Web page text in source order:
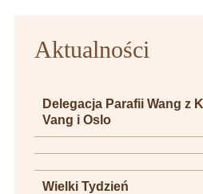
Aktualności
Delegacja Parafii Wang z
Vang i Oslo
Wielki Tydzień